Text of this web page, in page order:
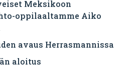
Meksikoon
oppilaaltamme Aiko
avaus Herrasmannissa
aloitus